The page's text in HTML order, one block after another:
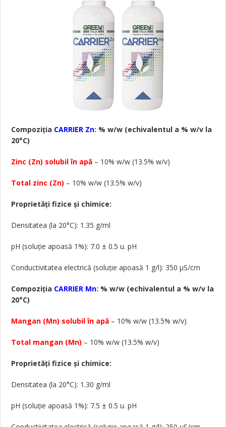
Compoziția CARRIER Zn: % w/w (echivalentul a % w/v la
20°C)
Zinc (Zn) solubil în apă – 10% w/w (13.5% w/v)
Total zinc (Zn) – 10% w/w (13.5% w/v)
Proprietăți fizice și chimice:
Densitatea (la 20°C): 1.35 g/ml
pH (soluție apoasă 1%): 7.0 ± 0.5 u. pH
Conductivitatea electrică (soluție apoasă 1 g/l): 350 µS/cm
Compoziția CARRIER Mn: % w/w (echivalentul a % w/v la
20°C)
Mangan (Mn) solubil în apă – 10% w/w (13.5% w/v)
Total mangan (Mn) – 10% w/w (13.5% w/v)
Proprietăți fizice și chimice:
Densitatea (la 20°C): 1.30 g/ml
pH (soluție apoasă 1%): 7.5 ± 0.5 u. pH